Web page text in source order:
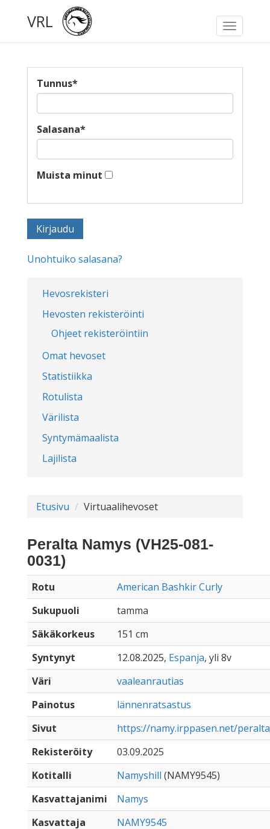
Toggle
VRL
Hevosrekisteri
Hevosten rekisteröinti
Ohjeet rekisteröintiin
Omat hevoset
Statistiikka
Rotulista
Värilista
Syntymämaalista
Lajilista
Tunnus*
Salasana*
Muista minut
Unohtuiko salasana?
Etusivu Virtuaalihevoset
Peralta Namys (VH25-081-
0031)
Rotu
American Bashkir Curly
Sukupuoli
tamma
Säkäkorkeus
151 cm
Syntynyt
12.08.2025, Espanja, yli 8v
Väri
vaaleanrautias
Painotus
lännenratsastus
Sivut
https://namy.irppasen.net/
Rekisteröity
03.09.2025
Kotitalli
Namyshill (NAMY9545)
Kasvattajanimi
Namys
Kasvattaja
NAMY9545